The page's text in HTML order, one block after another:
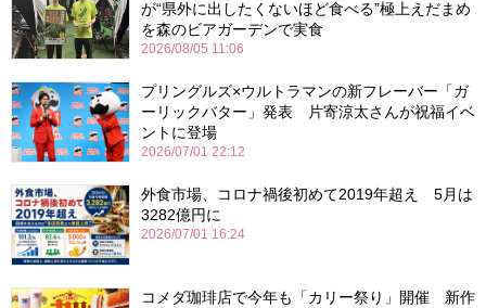
が“県外に出したくないほど食べる”極上えだまめ
を森のビアガーデンで実食
2026/08/05 11:06
プリングルズ×ウルトラマンの新フレーバー「ガ
ーリックバター」発表 片寄涼太さんが祝福イベ
ントに登場
2026/07/01 22:12
外食市場、コロナ禍後初めて2019年超え 5月は
3282億円に
2026/07/01 16:24
コメダ珈琲店で今年も「カリー祭り」開催 新作